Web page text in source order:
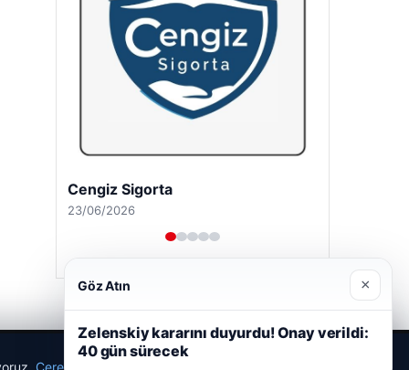
Cengiz Sigorta
23/06/2026
Çerez Politikamız
Göz Atın ×
Zelenskiy kararını duyurdu! Onay verildi:
40 gün sürecek